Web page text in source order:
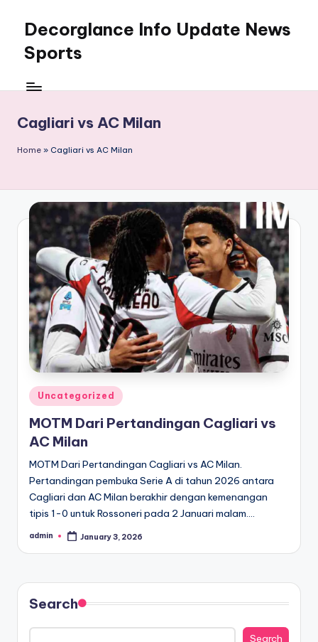
content
Decorglance Info Update News
Sports
adalah
portal
olahraga
Cagliari vs AC Milan
Home » Cagliari vs AC Milan
Posted
in
Uncategorized
MOTM Dari Pertandingan Cagliari vs
AC Milan
MOTM Dari Pertandingan Cagliari vs AC Milan.
Pertandingan pembuka Serie A di tahun 2026 antara
Cagliari dan AC Milan berakhir dengan kemenangan
tipis 1-0 untuk Rossoneri pada 2 Januari malam.…
Posted
admin January 3, 2026
Search
Search